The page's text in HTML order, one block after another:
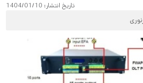
تاریخ انتشار: 1404/01/10